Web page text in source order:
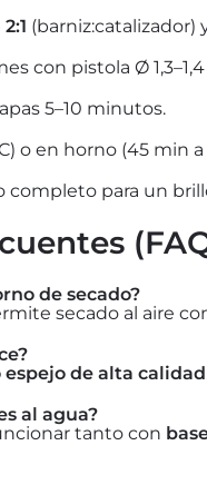
2:1 (barniz:catalizador)
con pistola Ø
5–10 minutos.
o en horno (45 min a
completo para un
de secado?
secado al aire
espejo de alta calidad
al agua?
tanto con